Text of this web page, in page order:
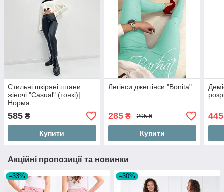
Стильні шкіряні штани
жіночі "Casual" (тонкі)|
Норма
585 ₴
Купити
Легінси джеггінси "Bonita"
285₴ 295 ₴
Купити
445
Акційні пропозиції та новинки
–33% –30%